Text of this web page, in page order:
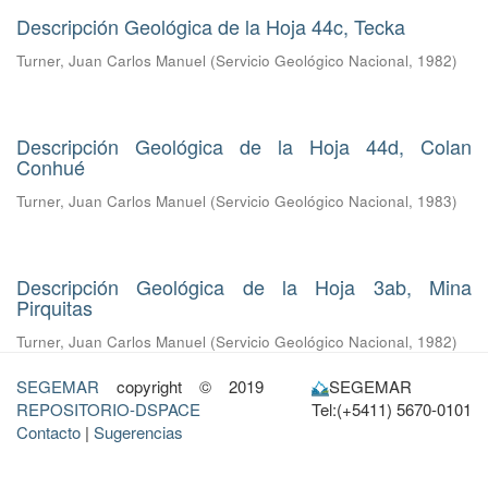
Descripción Geológica de la Hoja 44c, Tecka
Turner, Juan Carlos Manuel (Servicio Geológico Nacional, 1982)
Descripción Geológica de la Hoja 44d, Colan
Conhué
Turner, Juan Carlos Manuel (Servicio Geológico Nacional, 1983)
Descripción Geológica de la Hoja 3ab, Mina
Pirquitas
Turner, Juan Carlos Manuel (Servicio Geológico Nacional, 1982)
SEGEMAR copyright © 2019
REPOSITORIO-DSPACE
Contacto | Sugerencias
SEGEMAR
Tel:(+5411) 5670-0101